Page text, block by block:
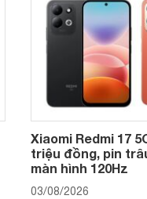
Xiaomi Redmi 17
triệu đồng, pin
màn hình 120Hz
03/08/2026